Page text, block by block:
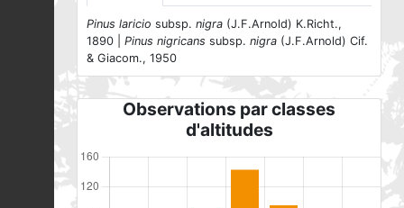
Pinus laricio subsp. nigra (J.F.Arnold) K.Richt.,
1890 | Pinus nigricans subsp. nigra (J.F.Arnold) Cif.
& Giacom., 1950
Observations par classes
d'altitudes